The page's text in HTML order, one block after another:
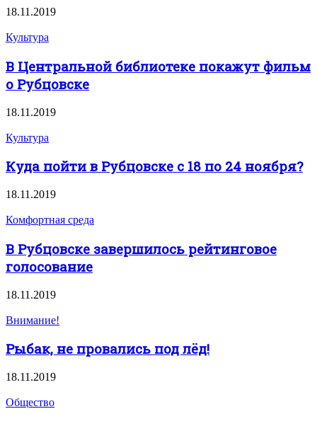
18.11.2019
Культура
В Центральной библиотеке покажут фильм
о Рубцовске
18.11.2019
Культура
Куда пойти в Рубцовске с 18 по 24 ноября?
18.11.2019
Комфортная среда
В Рубцовске завершилось рейтинговое
голосование
18.11.2019
Внимание!
Рыбак, не провались под лёд!
18.11.2019
Общество